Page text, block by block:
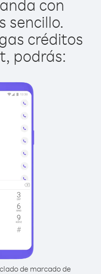
con
sencillo.
créditos
podrás:
de marcado de